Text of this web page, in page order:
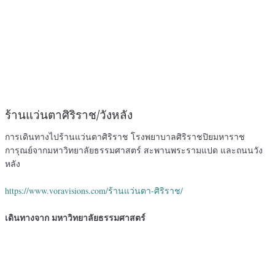
ร้านแว่นตาศิริราช/วังหลัง
การเดินทางไปร้านแว่นตาศิริราช โรงพยาบาลศิริราชปิยมหาราช
การุณย์จากมหาวิทยาลัยธรรมศาสตร์ สะพานพระรามแปด และถนนวัง
หลัง
https://www.voravisions.com/ร้านแว่นตา-ศิริราช/
เดินทางจาก มหาวิทยาลัยธรรมศาสตร์